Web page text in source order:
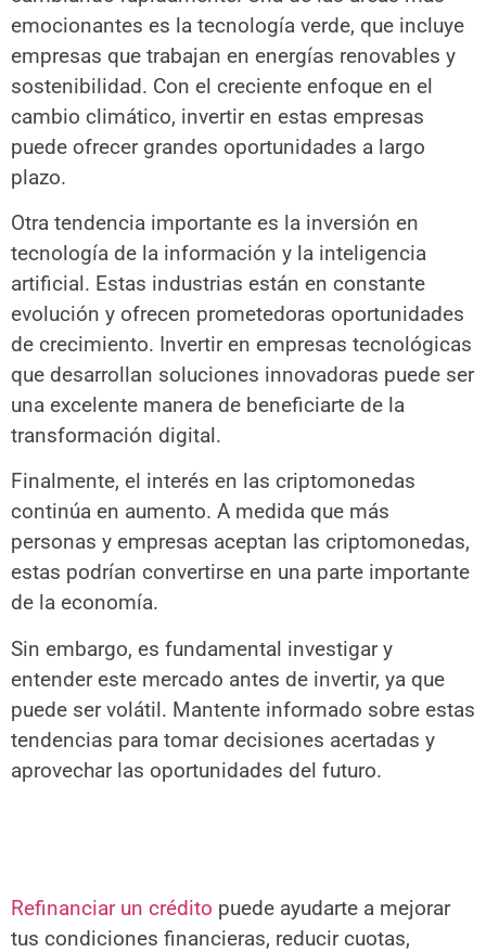
emocionantes es la tecnología verde, que incluye
empresas que trabajan en energías renovables y
sostenibilidad. Con el creciente enfoque en el
cambio climático, invertir en estas empresas
puede ofrecer grandes oportunidades a largo
plazo.
Otra tendencia importante es la inversión en
tecnología de la información y la inteligencia
artificial. Estas industrias están en constante
evolución y ofrecen prometedoras oportunidades
de crecimiento. Invertir en empresas tecnológicas
que desarrollan soluciones innovadoras puede ser
una excelente manera de beneficiarte de la
transformación digital.
Finalmente, el interés en las criptomonedas
continúa en aumento. A medida que más
personas y empresas aceptan las criptomonedas,
estas podrían convertirse en una parte importante
de la economía.
Sin embargo, es fundamental investigar y
entender este mercado antes de invertir, ya que
puede ser volátil. Mantente informado sobre estas
tendencias para tomar decisiones acertadas y
aprovechar las oportunidades del futuro.
Refinanciar un crédito puede ayudarte a mejorar
tus condiciones financieras, reducir cuotas,